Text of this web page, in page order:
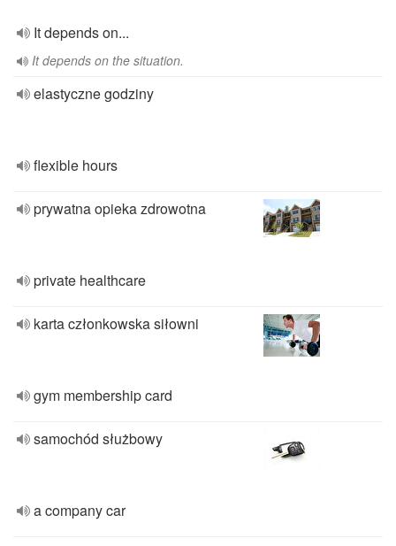
It depends on...
It depends on the situation.
elastyczne godziny
flexible hours
prywatna opieka zdrowotna
private healthcare
karta członkowska siłowni
gym membership card
samochód służbowy
a company car